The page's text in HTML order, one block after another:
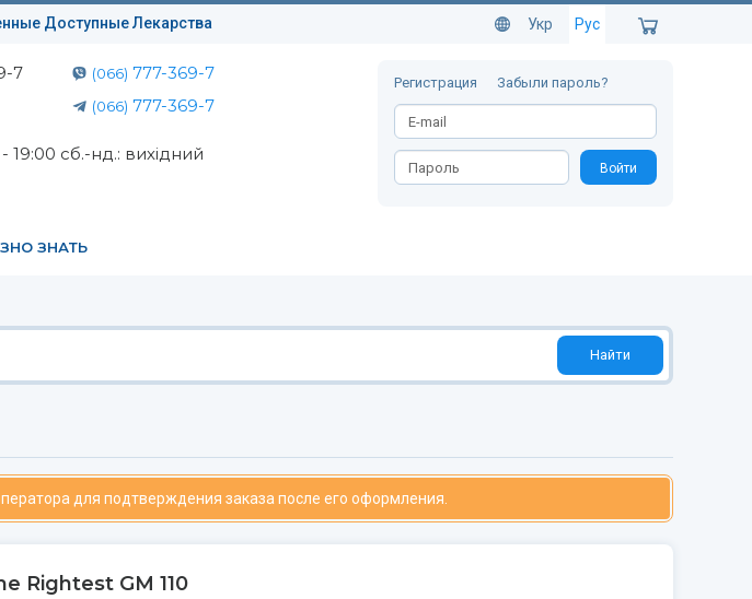
Доступные Лекарства Укр Рус
7 (066) 777-369-7
(066) 777-369-7
19:00 сб.-нд.: вихідний
Регистрация Забыли пароль?
Войти
ЗНАТЬ
Найти
для подтверждения заказа после его оформления.
Rightest GM 110